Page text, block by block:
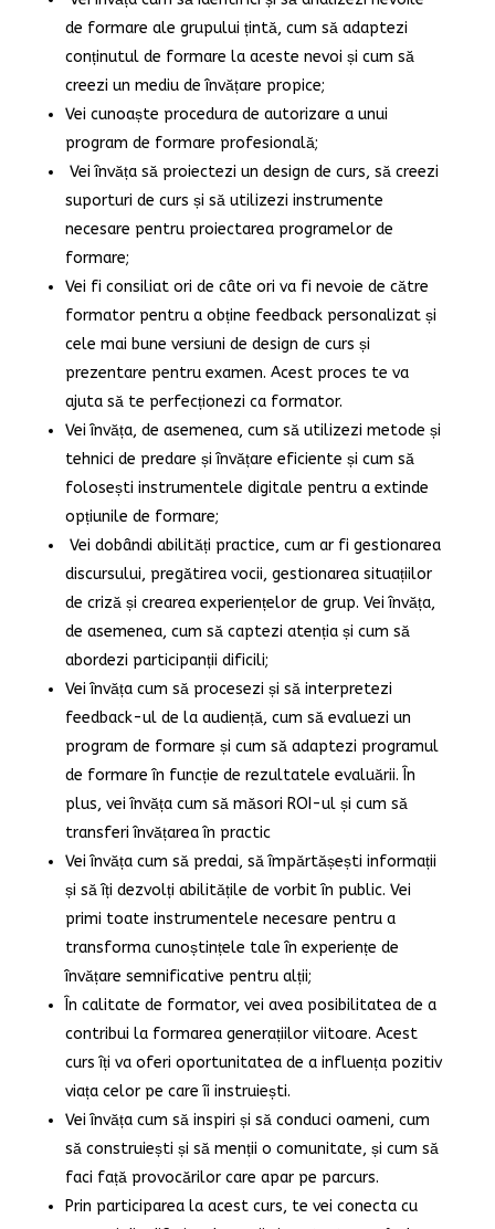
de formare ale grupului țintă, cum să adaptezi
conținutul de formare la aceste nevoi și cum să
creezi un mediu de învățare propice;
Vei cunoaște procedura de autorizare a unui
program de formare profesională;
Vei învăța să proiectezi un design de curs, să creezi
suporturi de curs și să utilizezi instrumente
necesare pentru proiectarea programelor de
formare;
Vei fi consiliat ori de câte ori va fi nevoie de către
formator pentru a obține feedback personalizat și
cele mai bune versiuni de design de curs și
prezentare pentru examen. Acest proces te va
ajuta să te perfecționezi ca formator.
Vei învăța, de asemenea, cum să utilizezi metode și
tehnici de predare și învățare eficiente și cum să
folosești instrumentele digitale pentru a extinde
opțiunile de formare;
Vei dobândi abilități practice, cum ar fi gestionarea
discursului, pregătirea vocii, gestionarea situațiilor
de criză și crearea experiențelor de grup. Vei învăța,
de asemenea, cum să captezi atenția și cum să
abordezi participanții dificili;
Vei învăța cum să procesezi și să interpretezi
feedback-ul de la audiență, cum să evaluezi un
program de formare și cum să adaptezi programul
de formare în funcție de rezultatele evaluării. În
plus, vei învăța cum să măsori ROI-ul și cum să
transferi învățarea în practic
Vei învăța cum să predai, să împărtășești informații
și să îți dezvolți abilitățile de vorbit în public. Vei
primi toate instrumentele necesare pentru a
transforma cunoștințele tale în experiențe de
învățare semnificative pentru alții;
În calitate de formator, vei avea posibilitatea de a
contribui la formarea generațiilor viitoare. Acest
curs îți va oferi oportunitatea de a influența pozitiv
viața celor pe care îi instruiești.
Vei învăța cum să inspiri și să conduci oameni, cum
să construiești și să menții o comunitate, și cum să
faci față provocărilor care apar pe parcurs.
Prin participarea la acest curs, te vei conecta cu